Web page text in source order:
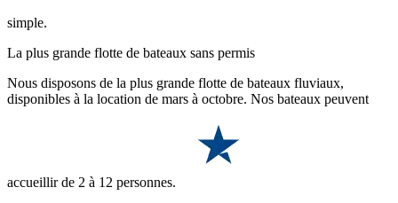
simple.
La plus grande flotte de bateaux sans permis
Nous disposons de la plus grande flotte de bateaux fluviaux,
disponibles à la location de mars à octobre. Nos bateaux peuvent
accueillir de 2 à 12 personnes.